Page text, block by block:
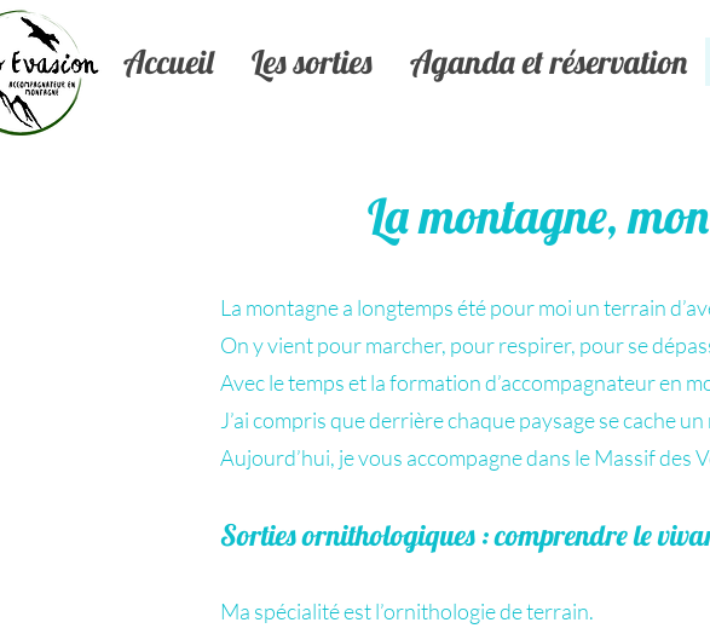
Accueil Les sorties Aganda et réservation
La montagne,
La montagne a longtemps été pour moi un terrain
On y vient pour marcher, pour respirer, pour se
Avec le temps et la formation d’accompagnateur en
J’ai compris que derrière chaque paysage se cache
Aujourd’hui, je vous accompagne dans le Massif
Sorties ornithologiques : comprendre le
Ma spécialité est l’ornithologie de terrain.